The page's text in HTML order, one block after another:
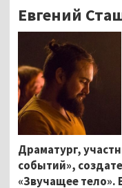
Евгений
Драматург,
событий»,
«Звучащее тело».